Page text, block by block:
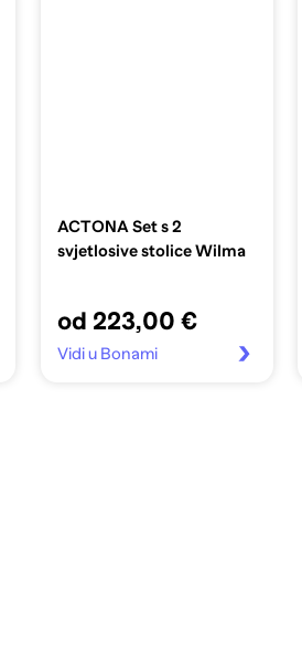
ACTONA Set s 2
svjetlosive stolice Wilma
od 223,00 €
Vidi u Bonami